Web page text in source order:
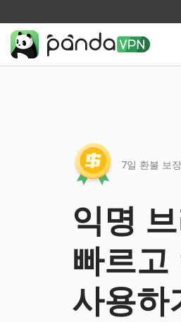
7일 환불 보장
익명
빠르고
사용하